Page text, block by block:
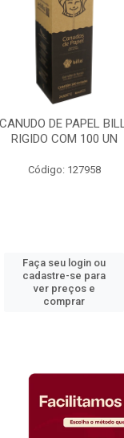
DE PAPEL
RIGIDO COM 100 UN
Código: 127958
Faça seu login ou
cadastre-se para
ver preços e
comprar